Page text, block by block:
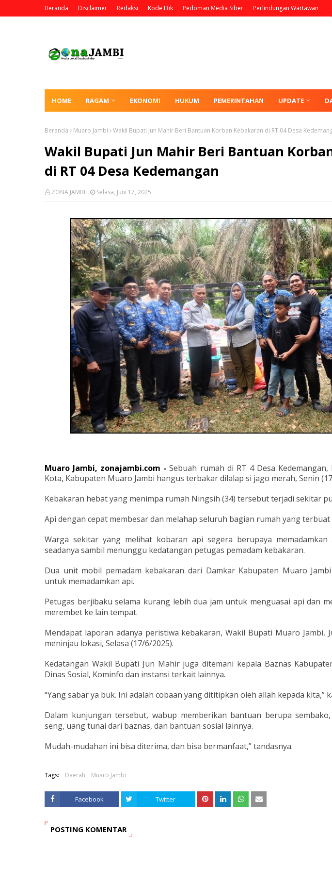
Beranda Disclaimer Redaksi Kode Etik Pedoman Media Siber Perlindungan Wartawan
HOME RAGAM EKONOMI HUKUM PEMERINTAHAN UPDATE
Beranda Muaro Jambi Wakil Bupati Jun Mahir Beri Bantuan Korban Kebakaran di RT 04 Desa
Wakil Bupati Jun Mahir Beri Bantuan
di RT 04 Desa Kedemangan
ZONA JAMBI Selasa, Juni 17, 2025
Muaro Jambi, zonajambi.com -Sebuah rumah di RT 4 Desa Kedemangan,
Kota, Kabupaten Muaro Jambi hangus terbakar dilalap si jago merah, Senin
Kebakaran hebat yang menimpa rumah Ningsih (34) tersebut terjadi sekitar
Api dengan cepat membesar dan melahap seluruh bagian rumah yang
Warga sekitar yang melihat kobaran api segera berupaya
seadanya sambil menunggu kedatangan petugas pemadam kebakaran.
Dua unit mobil pemadam kebakaran dari Damkar Kabupaten Muaro
untuk memadamkan api.
Petugas berjibaku selama kurang lebih dua jam untuk menguasai api dan
merembet ke lain tempat.
Mendapat laporan adanya peristiwa kebakaran, Wakil Bupati Muaro Jambi,
meninjau lokasi, Selasa (17/6/2025).
Kedatangan Wakil Bupati Jun Mahir juga ditemani kepala Baznas
Dinas Sosial, Kominfo dan instansi terkait lainnya.
“Yang sabar ya buk. Ini adalah cobaan yang dititipkan oleh allah kepada kita,”
Dalam kunjungan tersebut, wabup memberikan bantuan berupa
seng, uang tunai dari baznas, dan bantuan sosial lainnya.
Mudah-mudahan ini bisa diterima, dan bisa bermanfaat,” tandasnya.
Tags: Daerah Muaro Jambi
Facebook Twitter
POSTING KOMENTAR